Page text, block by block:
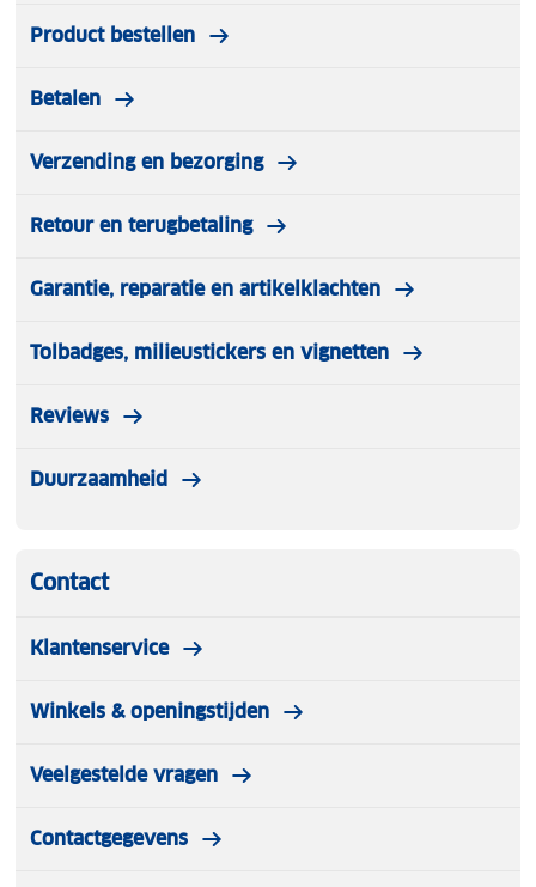
Product bestellen
Betalen
Verzending en bezorging
Retour en terugbetaling
Garantie, reparatie en artikelklachten
Tolbadges, milieustickers en vignetten
Reviews
Duurzaamheid
Contact
Klantenservice
Winkels & openingstijden
Veelgestelde vragen
Contactgegevens